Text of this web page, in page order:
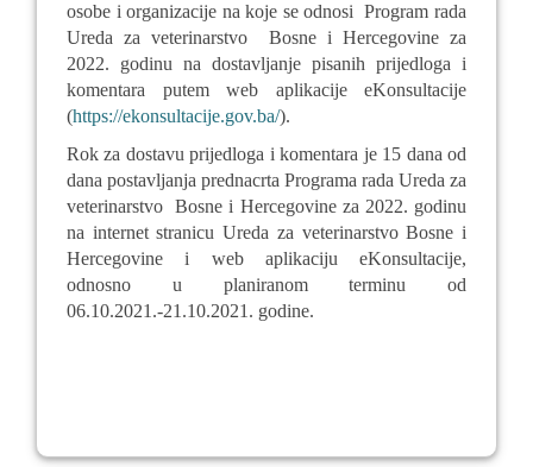
osobe i organizacije na koje se odnosi
Program rada
Ureda za veterinarstvo
Bosne i Hercegovine za
2022. godinu na dostavljanje pisanih prijedloga i
komentara putem web aplikacije eKonsultacije
(https://ekonsultacije.gov.ba/).
Rok za dostavu prijedloga i komentara je 15 dana od
dana postavljanja prednacrta Programa rada Ureda za
veterinarstvo
Bosne i Hercegovine za 2022. godinu
na internet stranicu Ureda za veterinarstvo Bosne i
Hercegovine i web aplikaciju eKonsultacije,
odnosno u planiranom terminu od
06.10.2021.-21.10.2021. godine.